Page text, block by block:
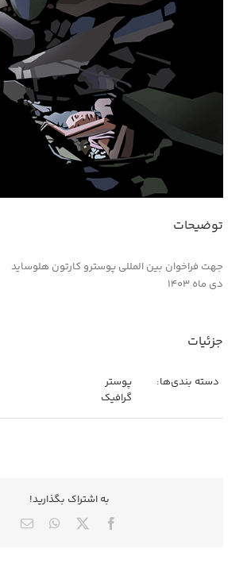
توضیحات
جهت فراخوان بین المللی پوسترو کارتون هلوساید
دی ماه ۱۴۰۳
جزئیات
دسته بندی‌ها:
پوستر
گرافیک
به اشتراك بگذاريد!
Facebook
X
WhatsApp
ایمیل